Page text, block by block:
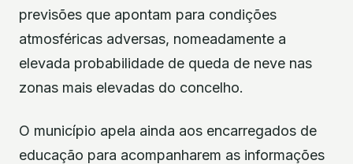
previsões que apontam para condições
atmosféricas adversas, nomeadamente a
elevada probabilidade de queda de neve nas
zonas mais elevadas do concelho.
O município apela ainda aos encarregados de
educação para acompanharem as informações